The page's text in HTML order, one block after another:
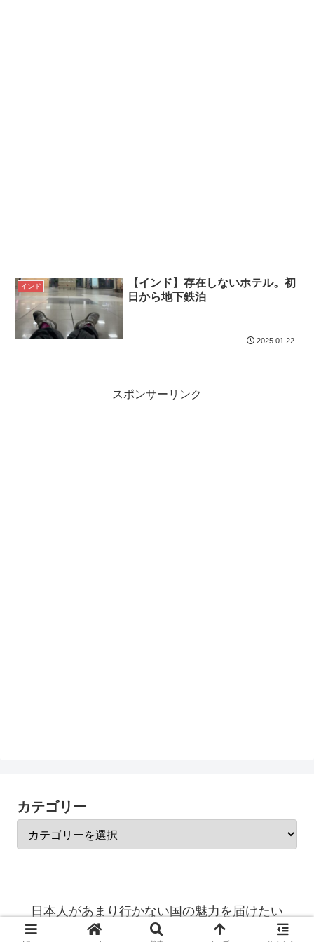
インド
【インド】存在しないホテル。初
日から地下鉄泊
2025.01.22
スポンサーリンク
カテゴリー
日本人があまり行かない国の魅力を届けたい
© 2023 日本人があまり行かない国の魅力を届けたい.